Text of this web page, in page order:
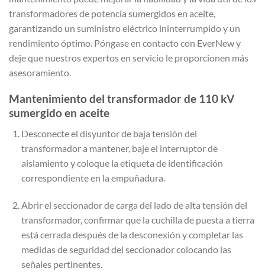
transformadores de potencia sumergidos en aceite,
garantizando un suministro eléctrico ininterrumpido y un
rendimiento óptimo. Póngase en contacto con EverNew y
deje que nuestros expertos en servicio le proporcionen más
asesoramiento.
Mantenimiento del transformador de 110 kV
sumergido en aceite
Desconecte el disyuntor de baja tensión del
transformador a mantener, baje el interruptor de
aislamiento y coloque la etiqueta de identificación
correspondiente en la empuñadura.
Abrir el seccionador de carga del lado de alta tensión del
transformador, confirmar que la cuchilla de puesta a tierra
está cerrada después de la desconexión y completar las
medidas de seguridad del seccionador colocando las
señales pertinentes.